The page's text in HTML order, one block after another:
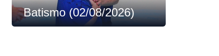
Batismo (02/08/2026)